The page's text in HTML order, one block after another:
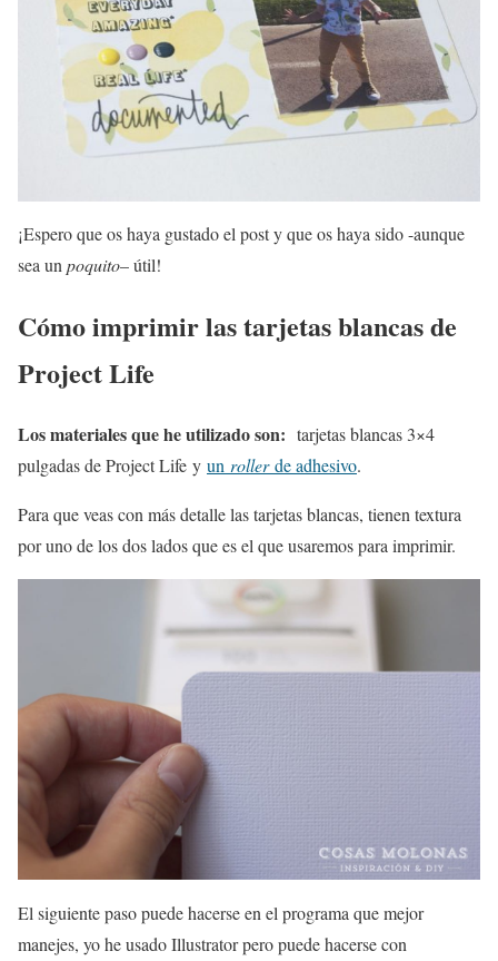
¡Espero que os haya gustado el post y que os haya sido -aunque
sea unpoquito– útil!
Cómo imprimir las tarjetas blancas de
Project Life
Los materiales que he utilizado son: tarjetas blancas 3×4
pulgadas de Project Life y un rollerde adhesivo.
Para que veas con más detalle las tarjetas blancas, tienen textura
por uno de los dos lados que es el que usaremos para imprimir.
El siguiente paso puede hacerse en el programa que mejor
manejes, yo he usado Illustrator pero puede hacerse con